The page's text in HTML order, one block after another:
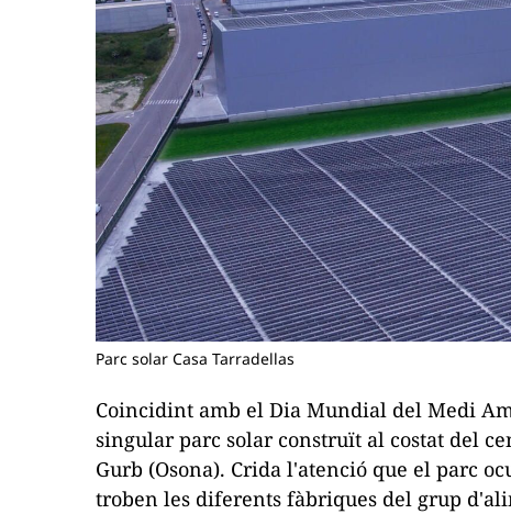
Parc solar Casa Tarradellas
Coincidint amb el Dia Mundial del Medi
singular parc solar construït al costat del
Gurb (Osona). Crida l'atenció que el parc
troben les diferents fàbriques del grup